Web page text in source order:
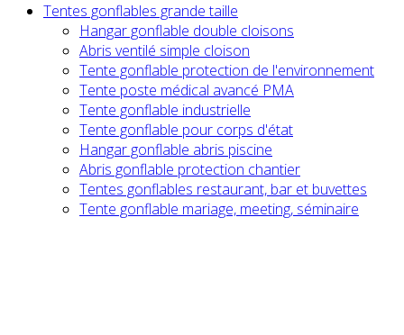
Tentes gonflables grande taille
Hangar gonflable double cloisons
Abris ventilé simple cloison
Tente gonflable protection de l'environnement
Tente poste médical avancé PMA
Tente gonflable industrielle
Tente gonflable pour corps d'état
Hangar gonflable abris piscine
Abris gonflable protection chantier
Tentes gonflables restaurant, bar et buvettes
Tente gonflable mariage, meeting, séminaire